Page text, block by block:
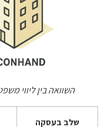
השוואה בין ליווי
שלב בעסקה